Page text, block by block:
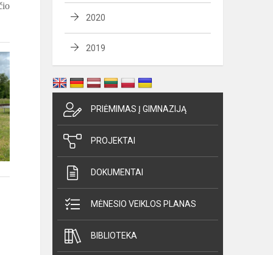
2020
2019
PRIĖMIMAS Į GIMNAZIJĄ
PROJEKTAI
DOKUMENTAI
MĖNESIO VEIKLOS PLANAS
BIBLIOTEKA